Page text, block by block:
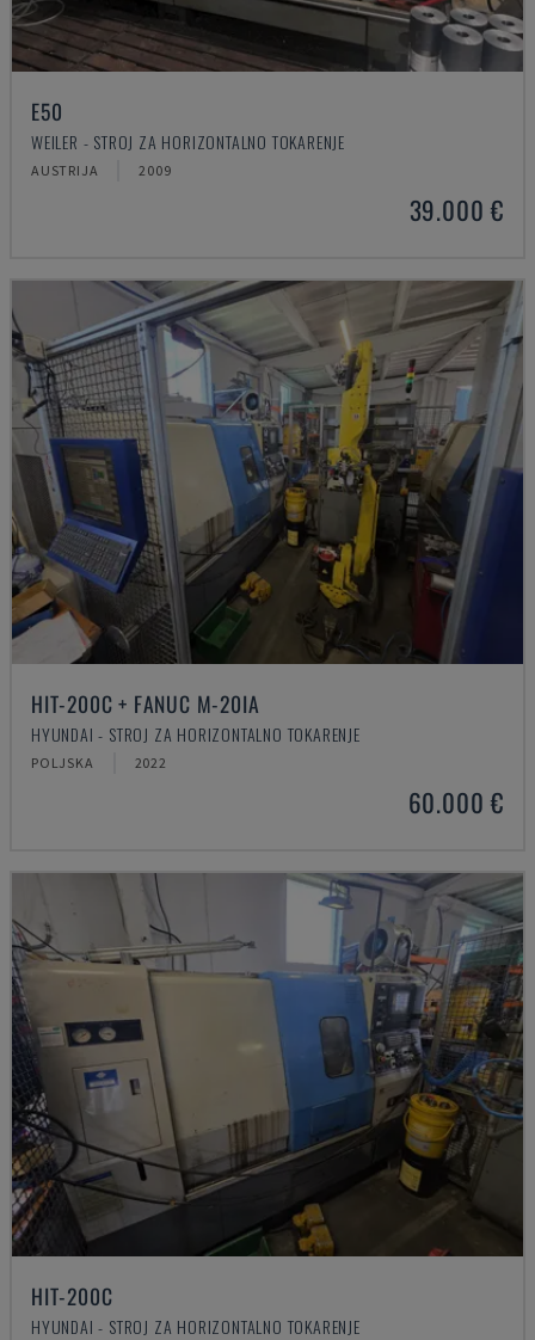
E50
WEILER - STROJ ZA HORIZONTALNO TOKARENJE
AUSTRIJA 2009
39.000 €
HIT-200C + FANUC M-20IA
HYUNDAI - STROJ ZA HORIZONTALNO TOKARENJE
POLJSKA 2022
60.000 €
HIT-200C
HYUNDAI - STROJ ZA HORIZONTALNO TOKARENJE